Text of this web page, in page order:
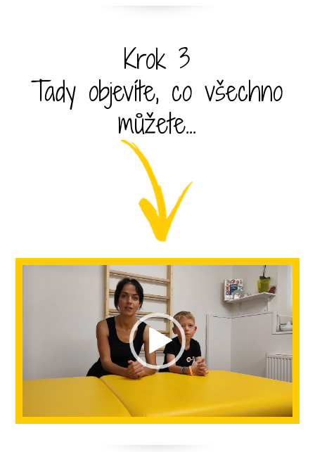
Krok 3
Tady objevíte, co všechno
můžete...